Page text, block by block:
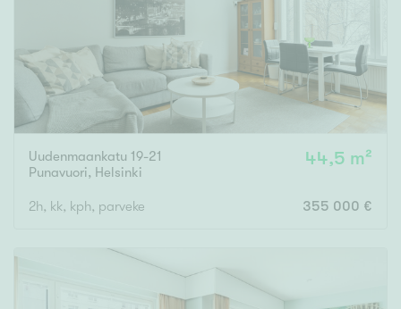
Uudenmaankatu 19-21
Punavuori, Helsinki
44,5 m²
2h, kk, kph, parveke 355 000 €